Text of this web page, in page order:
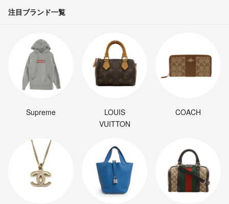
注目ブランド一覧
Supreme
LOUIS
VUITTON
COACH